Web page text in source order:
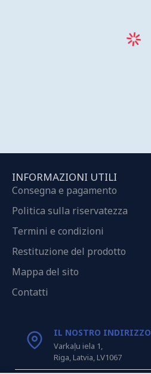
INFORMAZIONI UTILI
Consegna e pagamento
Politica sulla riservatezza
Termini e condizioni
Restituzione del prodotto
Mappa del sito
Contatti
IL NOSTRO INDIRIZZO
Varkaļu iela 1,
Riga, Latvia, LV1067